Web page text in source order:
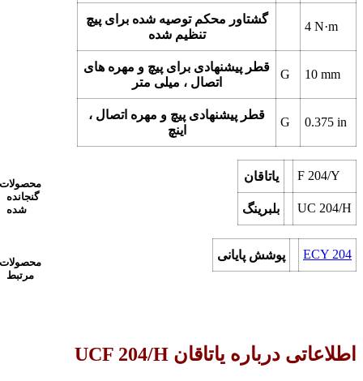
گشتاور محکم توصیه شده برای پیچ
تنظیم شده
4 N·m
قطر پیشنهادی برای پیچ و مهره های
اتصال ، میلی متر
G 10 mm
قطر پیشنهادی پیچ و مهره اتصال ،
اینچ
G 0.375 in
محصولات
گنجانده
شده
یاتاقان F 204/Y
بلبرینگ UC 204/H
محصولات
مرتبط
پوشش پایانی ECY 204
اطلاعاتی درباره یاتاقان UCF 204/H